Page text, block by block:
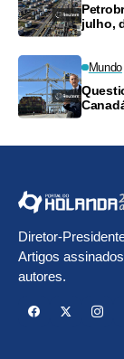
julho,
Mundo
Diretor-
Artigos
autores.